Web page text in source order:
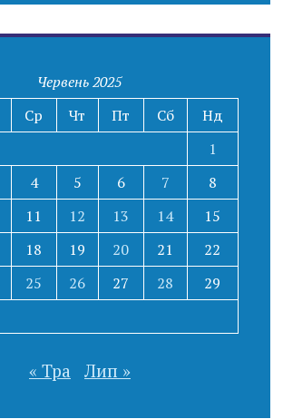
Червень 2025
Ср Чт Пт Сб
Нд
1
4 5 6 7
8
11 12 13 14
15
18 19 20 21
22
25 26 27 28
29
« Тра Лип »